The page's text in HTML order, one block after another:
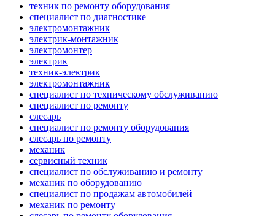
техник по ремонту оборудования
специалист по диагностике
электромонтажник
электрик-монтажник
электромонтер
электрик
техник-электрик
электромонтажник
специалист по техническому обслуживанию
специалист по ремонту
слесарь
специалист по ремонту оборудования
слесарь по ремонту
механик
сервисный техник
специалист по обслуживанию и ремонту
механик по оборудованию
специалист по продажам автомобилей
механик по ремонту